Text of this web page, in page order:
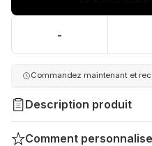
-
Commandez maintenant et
Description produit
Comment